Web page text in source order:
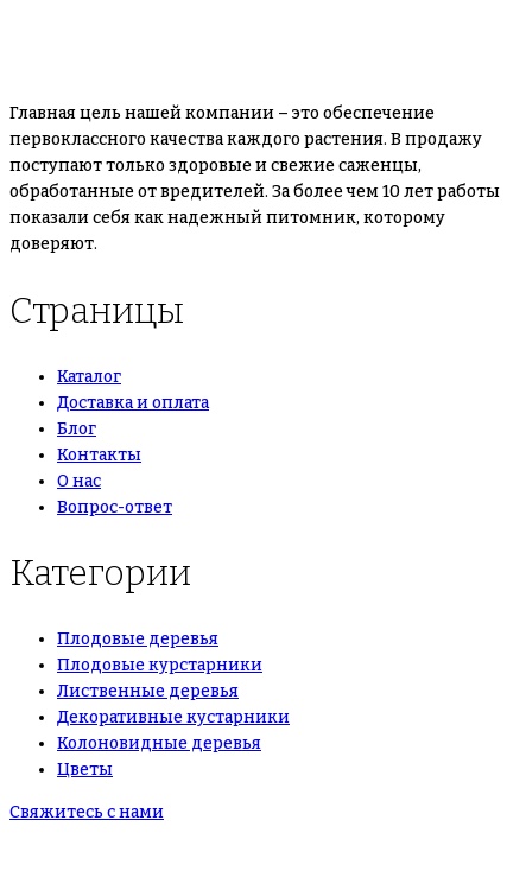
Главная цель нашей компании – это обеспечение
первоклассного качества каждого растения. В продажу
поступают только здоровые и свежие саженцы,
обработанные от вредителей. За более чем 10 лет работы
показали себя как надежный питомник, которому
доверяют.
Страницы
Каталог
Доставка и оплата
Блог
Контакты
О нас
Вопрос-ответ
Категории
Плодовые деревья
Плодовые курстарники
Лиственные деревья
Декоративные кустарники
Колоновидные деревья
Цветы
Свяжитесь с нами